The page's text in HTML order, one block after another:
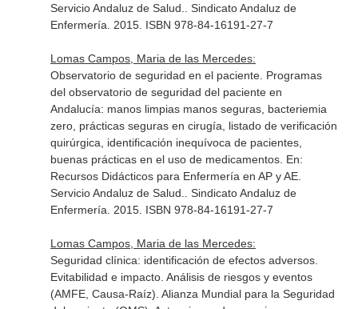
Servicio Andaluz de Salud.
. Sindicato Andaluz de
Enfermería. 2015. ISBN 978-84-16191-27-7
Lomas Campos, Maria de las Mercedes:
Observatorio de seguridad en el paciente. Programas
del observatorio de seguridad del paciente en
Andalucía: manos limpias manos seguras, bacteriemia
zero, prácticas seguras en cirugía, listado de verificación
quirúrgica, identificación inequívoca de pacientes,
buenas prácticas en el uso de medicamentos. En:
Recursos Didácticos para Enfermería en AP y AE.
Servicio Andaluz de Salud.
. Sindicato Andaluz de
Enfermería. 2015. ISBN 978-84-16191-27-7
Lomas Campos, Maria de las Mercedes:
Seguridad clínica: identificación de efectos adversos.
Evitabilidad e impacto. Análisis de riesgos y eventos
(AMFE, Causa-Raíz). Alianza Mundial para la Seguridad